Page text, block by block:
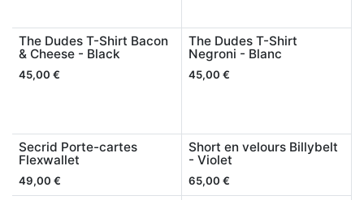
The Dudes T-Shirt Bacon
& Cheese - Black
45,00 €
The Dudes T-Shirt
Negroni - Blanc
45,00 €
Secrid Porte-cartes
Flexwallet
49,00 €
Short en velours Billybelt
- Violet
65,00 €